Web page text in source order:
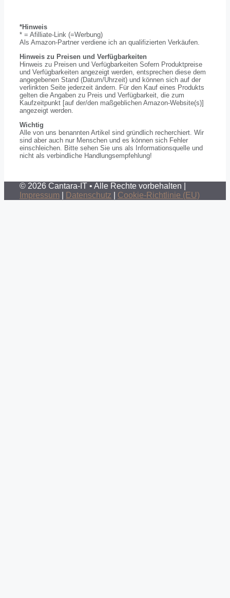
*Hinweis
* = Afilliate-Link (=Werbung)
Als Amazon-Partner verdiene ich an qualifizierten Verkäufen.
Hinweis zu Preisen und Verfügbarkeiten
Hinweis zu Preisen und Verfügbarkeiten Sofern Produktpreise
und Verfügbarkeiten angezeigt werden, entsprechen diese dem
angegebenen Stand (Datum/Uhrzeit) und können sich auf der
verlinkten Seite jederzeit ändern. Für den Kauf eines Produkts
gelten die Angaben zu Preis und Verfügbarkeit, die zum
Kaufzeitpunkt [auf der/den maßgeblichen Amazon-Website(s)]
angezeigt werden.
Wichtig
Alle von uns benannten Artikel sind gründlich recherchiert. Wir
sind aber auch nur Menschen und es können sich Fehler
einschleichen. Bitte sehen Sie uns als Informationsquelle und
nicht als verbindliche Handlungsempfehlung!
© 2026 Cantara-IT • Alle Rechte vorbehalten |
Impressum
Datenschutz Cookie-Richtlinie (EU)